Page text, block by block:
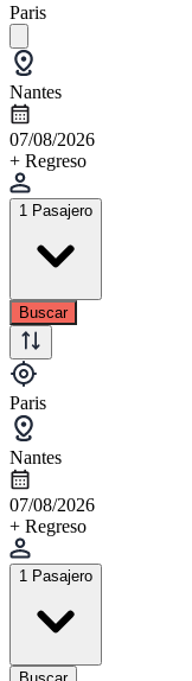
Paris
Nantes
07/08/2026
+ Regreso
1 Pasajero
Buscar
Paris
Nantes
07/08/2026
+ Regreso
1 Pasajero